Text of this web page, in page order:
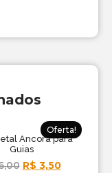
Oferta!
Ancora para
Guias
R$ 3,50